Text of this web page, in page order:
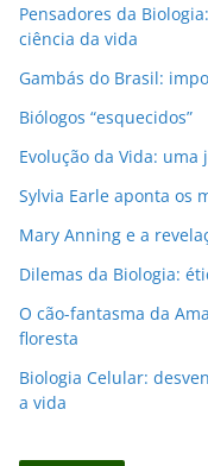
Pensadores da
ciência da vida
Gambás do Brasil:
Biólogos “esquecidos”
Evolução da Vida:
Sylvia Earle aponta os
Mary Anning e a
Dilemas da Biologia:
O cão-fantasma da
floresta
Biologia Celular:
a vida